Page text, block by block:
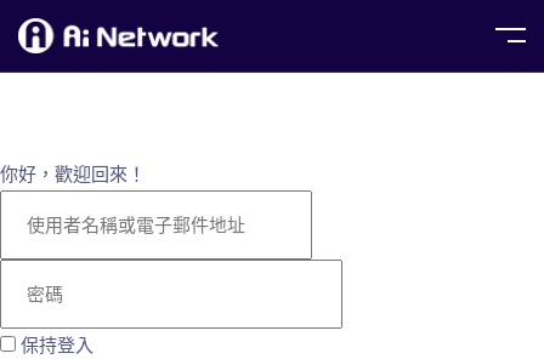
你好，歡迎回來！
保持登入